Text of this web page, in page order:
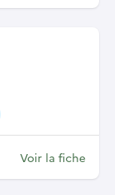
Voir la fiche